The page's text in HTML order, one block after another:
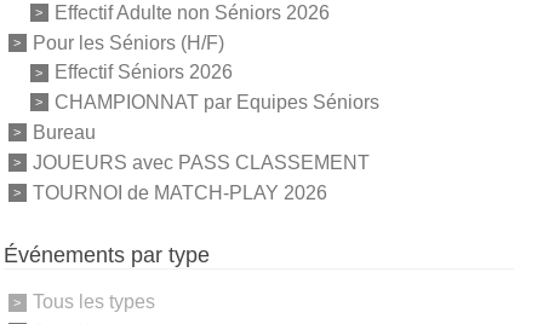
Effectif Adulte non Séniors 2026
Pour les Séniors (H/F)
Effectif Séniors 2026
CHAMPIONNAT par Equipes Séniors
Bureau
JOUEURS avec PASS CLASSEMENT
TOURNOI de MATCH-PLAY 2026
Événements par type
Tous les types